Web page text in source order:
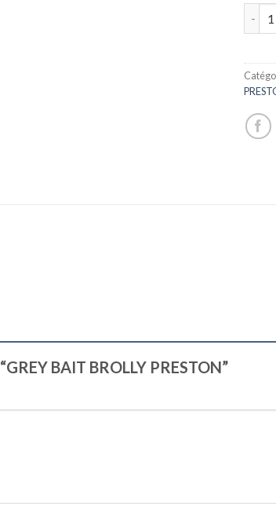
BAIT BROLLY PRESTON”